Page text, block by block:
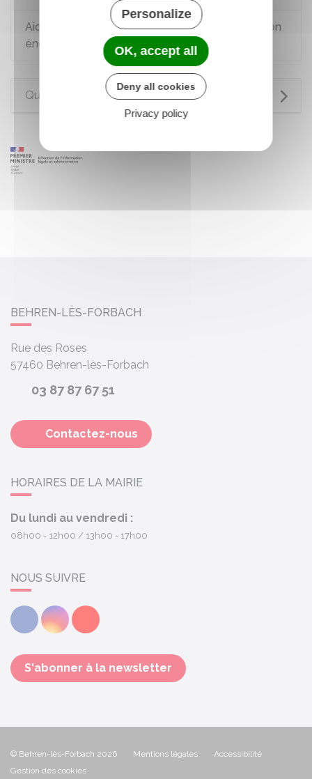
Aides et prêts pour l'amélioration et la rénovation
énergétique de l'habitat
Questions ? Réponses !
BEHREN-LÈS-FORBACH
Rue des Roses
57460 Behren-lès-Forbach
03 87 87 67 51
Contactez-nous
HORAIRES DE LA MAIRIE
Du lundi au vendredi :
08h00 - 12h00 13h00 - 17h00
NOUS SUIVRE
FacebookInstagramYoutube
S'abonner à la newsletter
© Behren-lès-Forbach 2026 Mentions légales
Accessibilité
Gestion des cookies
Personalize
OK, accept all
Deny all cookies
Privacy policy